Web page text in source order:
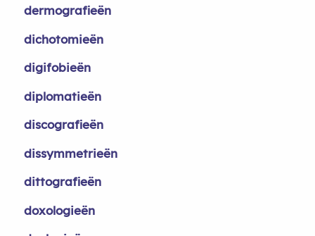
dermografieën
dichotomieën
digifobieën
diplomatieën
discografieën
dissymmetrieën
dittografieën
doxologieën